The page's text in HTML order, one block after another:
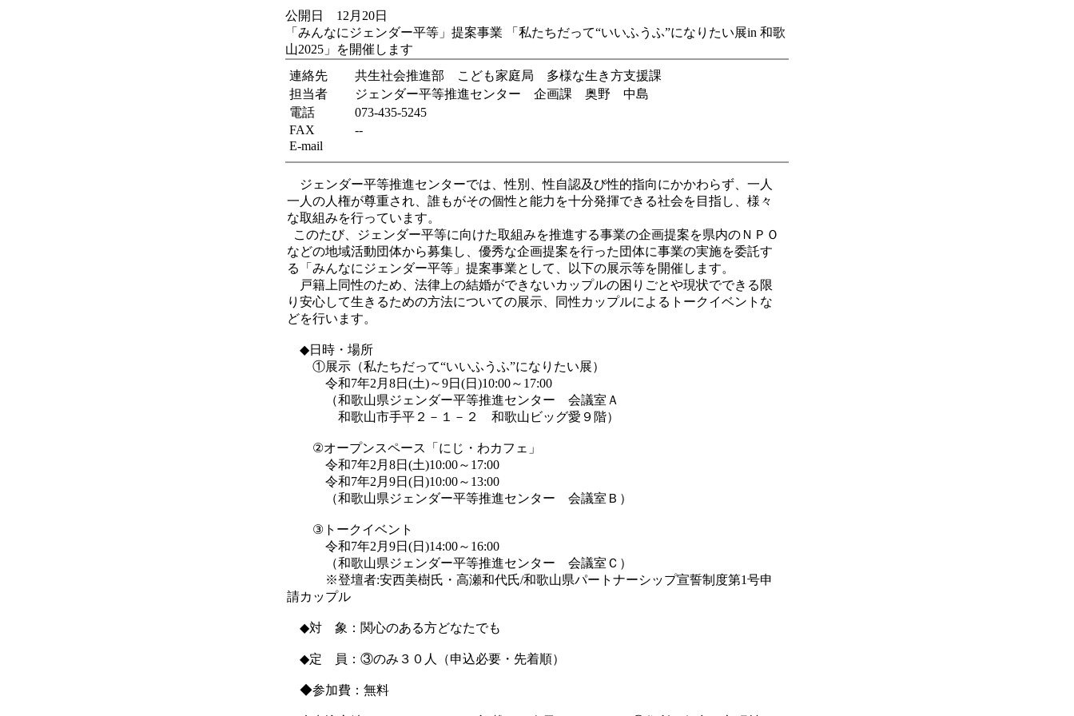
公開日 12月20日
「みんなにジェンダー平等」提案事業 「私たちだって“いいふうふ”になりたい展in 和歌
山2025」を開催します
連絡先
共生社会推進部 こども家庭局 多様な生き方支援課
担当者
ジェンダー平等推進センター 企画課 奥野 中島
電話
073-435-5245
FAX
--
E-mail
ジェンダー平等推進センターでは、性別、性自認及び性的指向にかかわらず、一人
一人の人権が尊重され、誰もがその個性と能力を十分発揮できる社会を目指し、様々
な取組みを行っています。
このたび、ジェンダー平等に向けた取組みを推進する事業の企画提案を県内のＮＰＯ
などの地域活動団体から募集し、優秀な企画提案を行った団体に事業の実施を委託す
る「みんなにジェンダー平等」提案事業として、以下の展示等を開催します。
戸籍上同性のため、法律上の結婚ができないカップルの困りごとや現状でできる限
り安心して生きるための方法についての展示、同性カップルによるトークイベントな
どを行います。
◆日時・場所
①展示（私たちだって“いいふうふ”になりたい展）
令和7年2月8日(土)～9日(日)10:00～17:00
（和歌山県ジェンダー平等推進センター 会議室Ａ
和歌山市手平２－１－２ 和歌山ビッグ愛９階）
②オープンスペース「にじ・わカフェ」
令和7年2月8日(土)10:00～17:00
令和7年2月9日(日)10:00～13:00
（和歌山県ジェンダー平等推進センター 会議室Ｂ）
③トークイベント
令和7年2月9日(日)14:00～16:00
（和歌山県ジェンダー平等推進センター 会議室Ｃ）
※登壇者:安西美樹氏・高瀬和代氏/和歌山県パートナーシップ宣誓制度第1号申
請カップル
◆対 象：関心のある方どなたでも
◆定 員：③のみ３０人（申込必要・先着順）
◆参加費：無料